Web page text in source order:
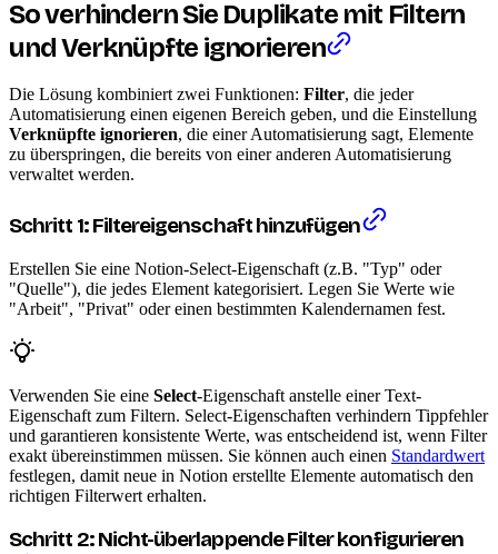
So verhindern Sie Duplikate mit Filtern
und Verknüpfte ignorieren
Die Lösung kombiniert zwei Funktionen: Filter, die jeder
Automatisierung einen eigenen Bereich geben, und die Einstellung
Verknüpfte ignorieren, die einer Automatisierung sagt, Elemente
zu überspringen, die bereits von einer anderen Automatisierung
verwaltet werden.
Schritt 1: Filtereigenschaft hinzufügen
Erstellen Sie eine Notion-Select-Eigenschaft (z.B. "Typ" oder
"Quelle"), die jedes Element kategorisiert. Legen Sie Werte wie
"Arbeit", "Privat" oder einen bestimmten Kalendernamen fest.
Verwenden Sie eine Select-Eigenschaft anstelle einer Text-
Eigenschaft zum Filtern. Select-Eigenschaften verhindern Tippfehler
und garantieren konsistente Werte, was entscheidend ist, wenn Filter
exakt übereinstimmen müssen. Sie können auch einen Standardwert
festlegen, damit neue in Notion erstellte Elemente automatisch den
richtigen Filterwert erhalten.
Schritt 2: Nicht-überlappende Filter konfigurieren